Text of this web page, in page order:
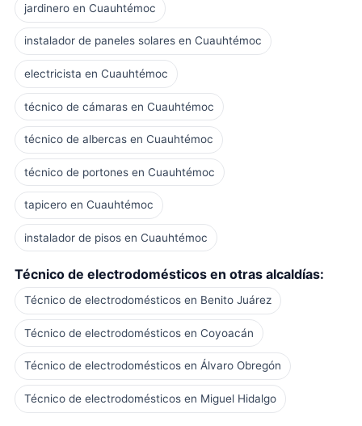
jardinero en Cuauhtémoc
instalador de paneles solares en Cuauhtémoc
electricista en Cuauhtémoc
técnico de cámaras en Cuauhtémoc
técnico de albercas en Cuauhtémoc
técnico de portones en Cuauhtémoc
tapicero en Cuauhtémoc
instalador de pisos en Cuauhtémoc
Técnico de electrodomésticos en otras alcaldías:
Técnico de electrodomésticos en Benito Juárez
Técnico de electrodomésticos en Coyoacán
Técnico de electrodomésticos en Álvaro Obregón
Técnico de electrodomésticos en Miguel Hidalgo